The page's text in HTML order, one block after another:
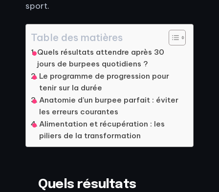
sport.
Table des matières
Quels résultats attendre après 30
jours de burpees quotidiens ?
Le programme de progression pour
tenir sur la durée
Anatomie d’un burpee parfait : éviter
les erreurs courantes
Alimentation et récupération : les
piliers de la transformation
Quels résultats